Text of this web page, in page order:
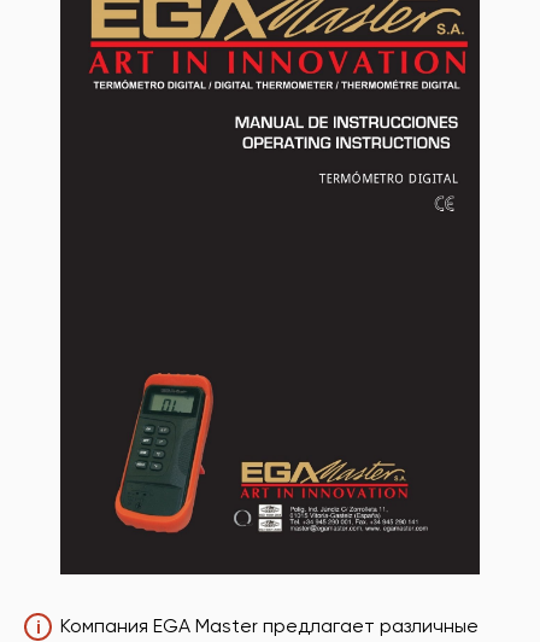
i Компания EGA Master предлагает различные